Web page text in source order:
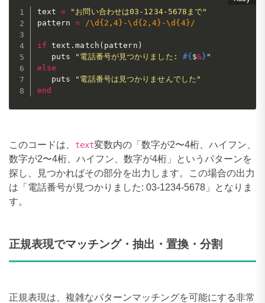
text =
"お問い合わせは03-1234-5678まで"
pattern = /\d{2,4}-\d{2,4}-\d{4}/
if text .match ( pattern )
   puts
"電話番号が見つかりました: #{ $& } "
else
   puts
"電話番号は見つかりませんでした"
end
このコードは、 text変数内の「数字が2〜4桁、ハイフン、
数字が2〜4桁、ハイフン、数字が4桁」というパターンを
探し、見つかればその部分を出力します。この場合の出力
は「電話番号が見つかりました: 03-1234-5678」となりま
す。
正規表現でマッチング・抽出・置換・分割
正規表現は、複雑なパターンマッチングを可能にする非常